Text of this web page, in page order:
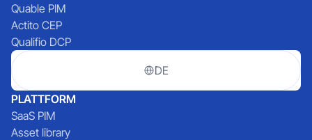
Quable PIM
Actito CEP
Qualifio DCP
DE
PLATTFORM
SaaS PIM
Asset library